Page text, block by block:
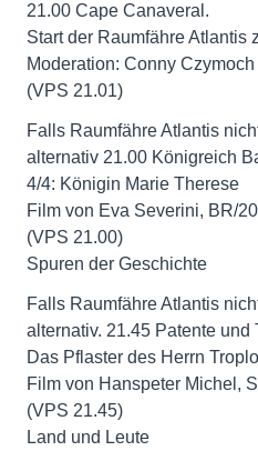
21.00 Cape Canaveral.
Start der Raumfähre Atlantis
Moderation: Conny
(VPS 21.01)
Falls Raumfähre Atlantis
alternativ 21.00 Königreich
4/4: Königin Marie Therese
Film von Eva Severini, BR/
(VPS 21.00)
Spuren der Geschichte
Falls Raumfähre Atlantis
alternativ. 21.45 Patente und
Das Pflaster des Herrn
Film von Hanspeter Michel,
(VPS 21.45)
Land und Leute